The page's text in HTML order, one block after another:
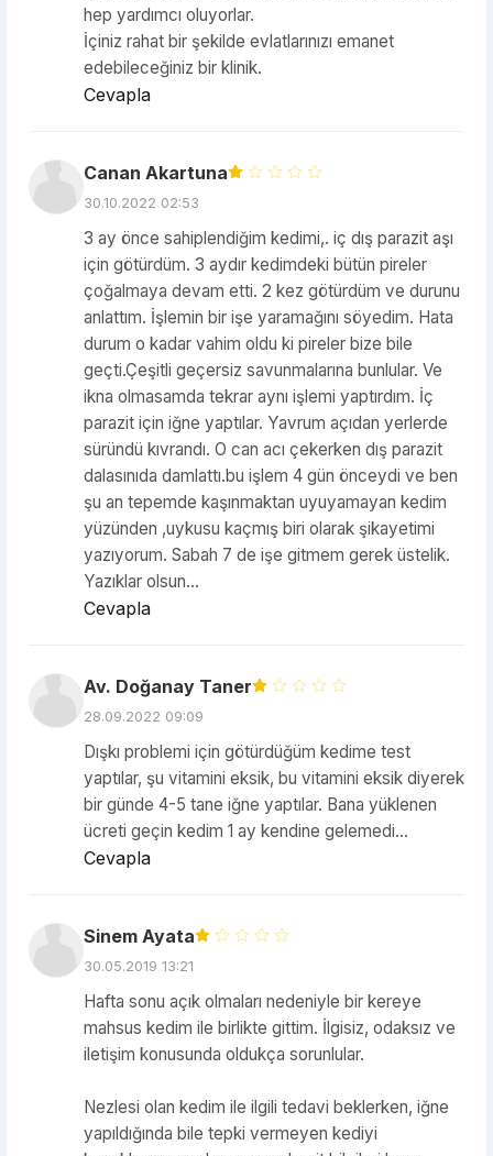
hep yardımcı oluyorlar.
İçiniz rahat bir şekilde evlatlarınızı emanet
edebileceğiniz bir klinik.
Cevapla
Canan Akartuna
30.10.2022 02:53
3 ay önce sahiplendiğim kedimi,. iç dış parazit aşı
için götürdüm. 3 aydır kedimdeki bütün pireler
çoğalmaya devam etti. 2 kez götürdüm ve durunu
anlattım. İşlemin bir işe yaramağını söyedim. Hata
durum o kadar vahim oldu ki pireler bize bile
geçti.Çeşitli geçersiz savunmalarına bunlular. Ve
ikna olmasamda tekrar aynı işlemi yaptırdım. İç
parazit için iğne yaptılar. Yavrum açıdan yerlerde
süründü kıvrandı. O can acı çekerken dış parazit
dalasınıda damlattı.bu işlem 4 gün önceydi ve ben
şu an tepemde kaşınmaktan uyuyamayan kedim
yüzünden ,uykusu kaçmış biri olarak şikayetimi
yazıyorum. Sabah 7 de işe gitmem gerek üstelik.
Yazıklar olsun...
Cevapla
Av. Doğanay Taner
28.09.2022 09:09
Dışkı problemi için götürdüğüm kedime test
yaptılar, şu vitamini eksik, bu vitamini eksik diyerek
bir günde 4-5 tane iğne yaptılar. Bana yüklenen
ücreti geçin kedim 1 ay kendine gelemedi...
Cevapla
Sinem Ayata
30.05.2019 13:21
Hafta sonu açık olmaları nedeniyle bir kereye
mahsus kedim ile birlikte gittim. İlgisiz, odaksız ve
iletişim konusunda oldukça sorunlular.
Nezlesi olan kedim ile ilgili tedavi beklerken, iğne
yapıldığında bile tepki vermeyen kediyi